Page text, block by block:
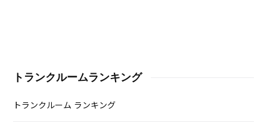
トランクルームランキング
トランクルーム ランキング